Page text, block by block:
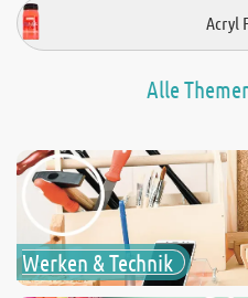
Acryl
Alle
Werken & Technik